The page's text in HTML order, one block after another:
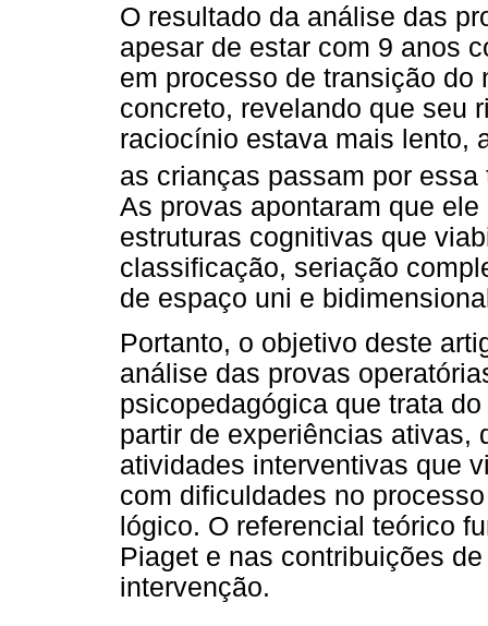
O resultado da análise das
apesar de estar com 9 anos
em processo de transição do
concreto, revelando que seu
raciocínio estava mais lento,
as crianças passam por
As provas apontaram que
estruturas cognitivas que
classificação, seriação
de espaço uni e
Portanto, o objetivo deste
análise das provas
psicopedagógica que trata
partir de experiências ativas,
atividades interventivas que
com dificuldades no
lógico. O referencial teórico
Piaget e nas contribuições
intervenção.